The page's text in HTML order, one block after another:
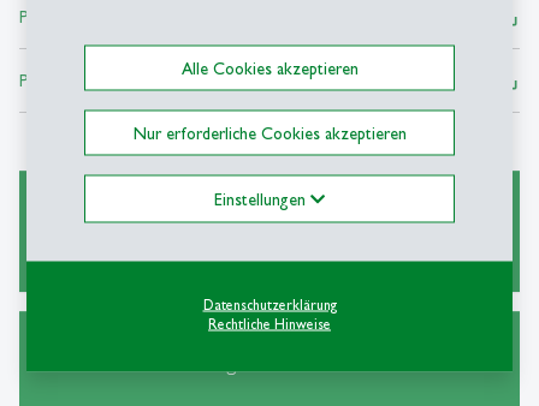
Alle Cookies akzeptieren
Nur erforderliche Cookies akzeptieren
Einstellungen
Datenschutzerklärung
Rechtliche Hinweise
Profil- und Tätigkeitsbericht 2005 ― PDF, 3 MB save_alt
Profil- und Tätigkeitsbericht 2004 ― PDF, 6 MB save_alt
Interne Workshops